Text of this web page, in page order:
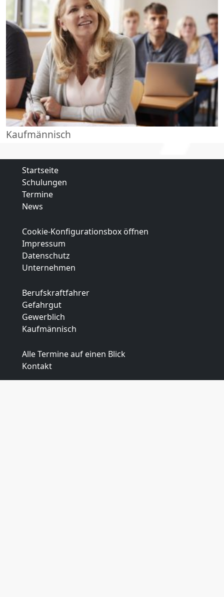
Kaufmännisch
Startseite
Schulungen
Termine
News
Cookie-Konfigurationsbox öffnen
Impressum
Datenschutz
Unternehmen
Berufskraftfahrer
Gefahrgut
Gewerblich
Kaufmännisch
Alle Termine auf einen Blick
Kontakt